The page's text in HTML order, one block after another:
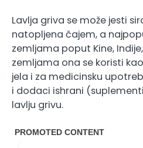
Lavlja griva se može jesti
natopljena čajem, a
zemljama poput Kine,
zemljama ona se koristi
jela i za medicinsku
i dodaci ishrani
lavlju grivu.